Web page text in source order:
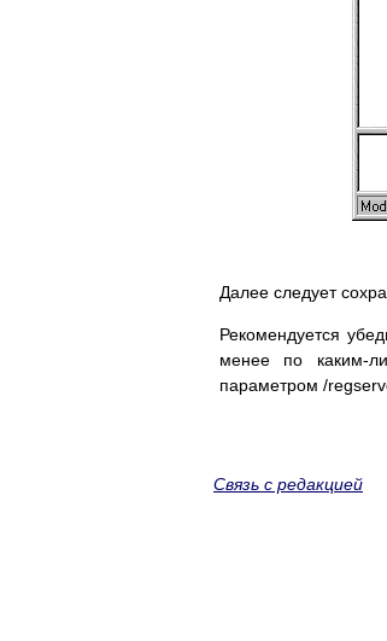
Далее следует
Рекомендуется
менее по каким-
параметром /
Связь с редакцией